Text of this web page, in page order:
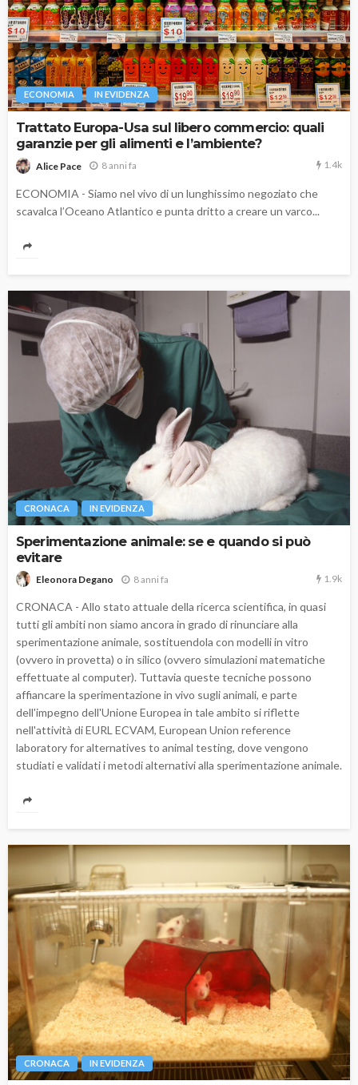
ECONOMIA IN EVIDENZA
Trattato Europa-Usa sul libero commercio: quali
garanzie per gli alimenti e l’ambiente?
Alice Pace 8 anni fa 1.4k
ECONOMIA - Siamo nel vivo di un lunghissimo negoziato che
scavalca l’Oceano Atlantico e punta dritto a creare un varco...
CRONACA IN EVIDENZA
Sperimentazione animale: se e quando si può
evitare
Eleonora Degano 8 anni fa 1.9k
CRONACA - Allo stato attuale della ricerca scientifica, in quasi
tutti gli ambiti non siamo ancora in grado di rinunciare alla
sperimentazione animale, sostituendola con modelli in vitro
(ovvero in provetta) o in silico (ovvero simulazioni matematiche
effettuate al computer). Tuttavia queste tecniche possono
affiancare la sperimentazione in vivo sugli animali, e parte
dell'impegno dell'Unione Europea in tale ambito si riflette
nell'attività di EURL ECVAM, European Union reference
laboratory for alternatives to animal testing, dove vengono
studiati e validati i metodi alternativi alla sperimentazione animale.
CRONACA IN EVIDENZA